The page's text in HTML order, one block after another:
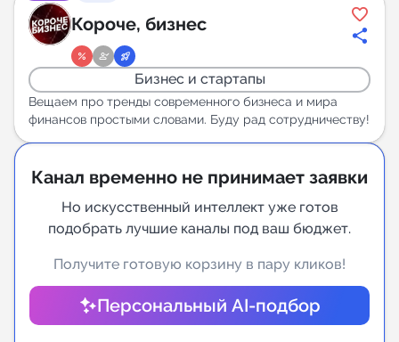
Каталог каналов
Каталог ботов
Горящие предложения
Индекс читаемости каналов в Telegram
Аналитика MAX каналов
New
Индивидуальное сопровождение
Аналитика Telegram
Короче, бизнес
Бизнес и стартапы
Вещаем про тренды современного бизнеса и мира
финансов простыми словами. Буду рад сотрудничеству!
Канал временно не принимает заявки
Но искусственный интеллект уже готов
подобрать лучшие каналы под ваш бюджет.
Получите готовую корзину в пару кликов!
Персональный AI-подбор